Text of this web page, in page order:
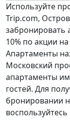
Используйте
Trip.com,
забронировать
10% по акции на
Апартаменты
Московский
апартаменты
гостей. Для
бронировании